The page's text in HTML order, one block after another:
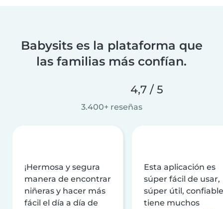
Babysits es la plataforma que
las familias más confían.
4,7 / 5
3.400+ reseñas
¡Hermosa y segura
manera de encontrar
niñeras y hacer más
fácil el día a día de
Esta aplicación es
súper fácil de usar,
súper útil,
tiene muchos